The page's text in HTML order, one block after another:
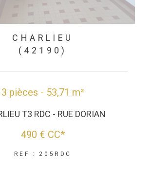
CHARLIEU
(42190)
3 pièces - 53,71 m²
T3 RDC - RUE DORIAN
490 € CC*
REF : 205RDC